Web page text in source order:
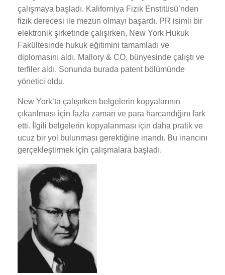
çalışmaya başladı. Kaliforniya Fizik Enstitüsü’nden
fizik derecesi ile mezun olmayı başardı. PR isimli bir
elektronik şirketinde çalışırken, New York Hukuk
Fakültesinde hukuk eğitimini tamamladı ve
diplomasını aldı. Mallory & CO. bünyesinde çalıştı ve
terfiler aldı. Sonunda burada patent bölümünde
yönetici oldu.
New York’ta çalışırken belgelerin kopyalarının
çıkarılması için fazla zaman ve para harcandığını fark
etti. İlgili belgelerin kopyalanması için daha pratik ve
ucuz bir yol bulunması gerektiğine inandı. Bu inancını
gerçekleştirmek için çalışmalara başladı.